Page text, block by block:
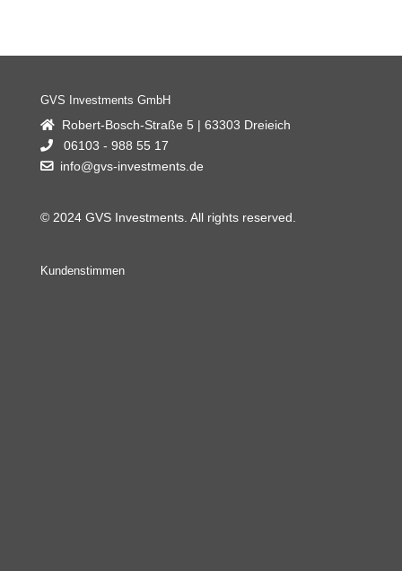
GVS Investments GmbH
Robert-Bosch-Straße 5 | 63303 Dreieich
06103 - 988 55 17
info@gvs-investments.de
© 2024 GVS Investments. All rights reserved.
Kundenstimmen